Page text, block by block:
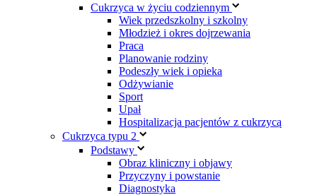
Cukrzyca w życiu codziennym
Wiek przedszkolny i szkolny
Młodzież i okres dojrzewania
Praca
Planowanie rodziny
Podeszły wiek i opieka
Odżywianie
Sport
Upał
Hospitalizacja pacjentów z cukrzycą
Cukrzyca typu 2
Podstawy
Obraz kliniczny i objawy
Przyczyny i powstanie
Diagnostyka